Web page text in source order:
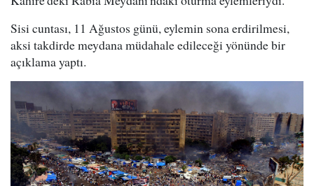
Sisi cuntası, 11 Ağustos günü, eylemin sona erdirilmesi,
aksi takdirde meydana müdahale edileceği yönünde bir
açıklama yaptı.